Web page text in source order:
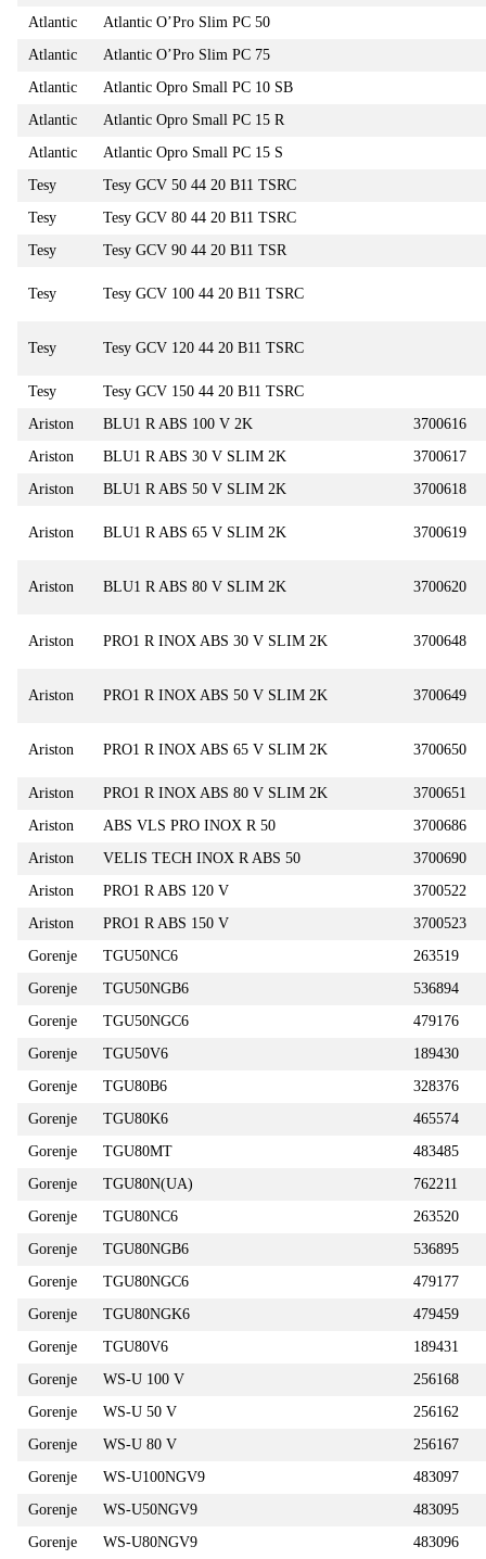
Atlantic
Atlantic O’Pro Slim PC 50
Atlantic
Atlantic O’Pro Slim PC 75
Atlantic
Atlantic Opro Small PC 10 SB
Atlantic
Atlantic Opro Small PC 15 R
Atlantic
Atlantic Opro Small PC 15 S
Tesy
Tesy GCV 50 44 20 B11 TSRC
Tesy
Tesy GCV 80 44 20 B11 TSRC
Tesy
Tesy GCV 90 44 20 B11 TSR
Tesy Tesy GCV 100 44 20 B11 TSRC
Tesy Tesy GCV 120 44 20 B11 TSRC
Tesy
Tesy GCV 150 44 20 B11 TSRC
Ariston
BLU1 R ABS 100 V 2K
3700616
Ariston
BLU1 R ABS 30 V SLIM 2K
3700617
Ariston
BLU1 R ABS 50 V SLIM 2K 3700618
Ariston BLU1 R ABS 65 V SLIM 2K 3700619
Ariston BLU1 R ABS 80 V SLIM 2K 3700620
Ariston PRO1 R INOX ABS 30 V SLIM 2K 3700648
Ariston PRO1 R INOX ABS 50 V SLIM 2K 3700649
Ariston PRO1 R INOX ABS 65 V SLIM 2K 3700650
Ariston PRO1 R INOX ABS 80 V SLIM 2K
3700651
Ariston
ABS VLS PRO INOX R 50
3700686
Ariston
VELIS TECH INOX R ABS 50
3700690
Ariston
PRO1 R ABS 120 V
3700522
Ariston
PRO1 R ABS 150 V
3700523
Gorenje
TGU50NC6
263519
Gorenje
TGU50NGB6
536894
Gorenje
TGU50NGC6
479176
Gorenje
TGU50V6
189430
Gorenje
TGU80B6
328376
Gorenje
TGU80K6
465574
Gorenje
TGU80MT
483485
Gorenje
TGU80N(UA)
762211
Gorenje
TGU80NC6
263520
Gorenje
TGU80NGB6
536895
Gorenje
TGU80NGC6
479177
Gorenje
TGU80NGK6
479459
Gorenje
TGU80V6
189431
Gorenje
WS-U 100 V
256168
Gorenje
WS-U 50 V
256162
Gorenje
WS-U 80 V
256167
Gorenje
WS-U100NGV9
483097
Gorenje
WS-U50NGV9
483095
Gorenje
WS-U80NGV9 483096